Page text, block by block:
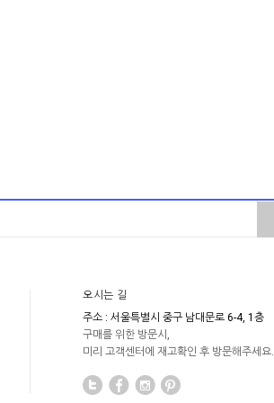
오시는 길
주소 : 서울특별시 중구 남대문로 6-4, 1층
구매를 위한 방문시,
미리 고객센터에 재고확인 후 방문해주세요.